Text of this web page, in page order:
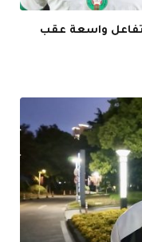
واسعة عقب